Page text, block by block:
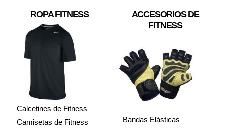
ROPA FITNESS
Calcetines de Fitness
Camisetas de Fitness
ACCESORIOS DE
FITNESS
Bandas Elásticas